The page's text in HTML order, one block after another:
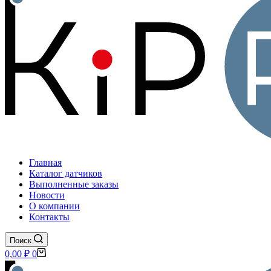
Главная
Каталог датчиков
Выполненные заказы
Новости
О компании
Контакты
Поиск
Корзина
0,00 ₽ 0